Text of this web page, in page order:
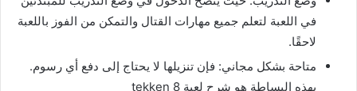
في اللعبة لتعلم جميع مهارات القتال والتمكن من الفوز باللعبة
لاحقًا.
متاحة بشكل مجاني: فإن تنزيلها لا يحتاج إلى دفع أي رسوم.
بهذه البساطة هو شرح لعبة tekken 8